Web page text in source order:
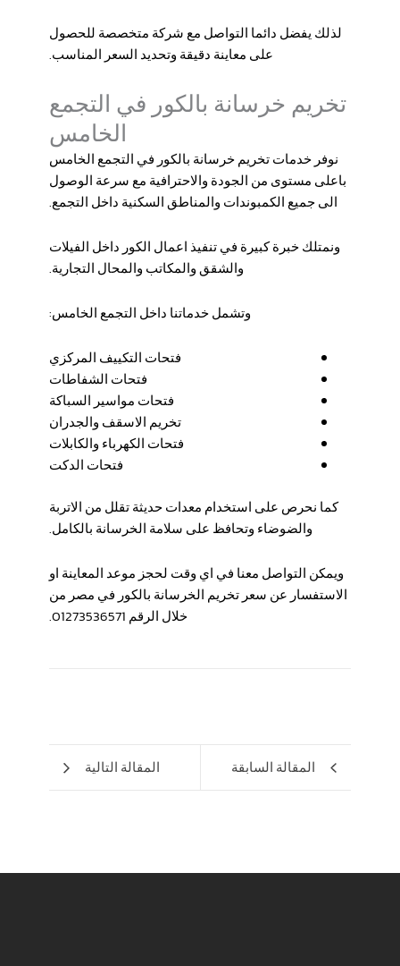
لذلك يفضل دائما التواصل مع شركة متخصصة للحصول
على معاينة دقيقة وتحديد السعر المناسب.
تخريم خرسانة بالكور في التجمع
الخامس
نوفر خدمات تخريم خرسانة بالكور في التجمع الخامس
باعلى مستوى من الجودة والاحترافية مع سرعة الوصول
الى جميع الكمبوندات والمناطق السكنية داخل التجمع.
ونمتلك خبرة كبيرة في تنفيذ اعمال الكور داخل الفيلات
والشقق والمكاتب والمحال التجارية.
وتشمل خدماتنا داخل التجمع الخامس:
فتحات التكييف المركزي
فتحات الشفاطات
فتحات مواسير السباكة
تخريم الاسقف والجدران
فتحات الكهرباء والكابلات
فتحات الدكت
كما نحرص على استخدام معدات حديثة تقلل من الاتربة
والضوضاء وتحافظ على سلامة الخرسانة بالكامل.
ويمكن التواصل معنا في اي وقت لحجز موعد المعاينة او
الاستفسار عن سعر تخريم الخرسانة بالكور في مصر من
خلال الرقم 01273536571.
المقالة السابقة المقالة التالية